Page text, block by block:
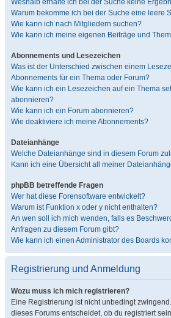
Weshalb erhalte ich bei der Suche keine
Warum bekomme ich bei der Suche eine leere
Wie kann ich nach Mitgliedern suchen?
Wie kann ich meine eigenen Beiträge und
Abonnements und Lesezeichen
Was ist der Unterschied zwischen einem
Abonnements für ein Thema oder Forum?
Wie kann ich ein Lesezeichen auf ein Thema
abonnieren?
Wie kann ich ein Forum abonnieren?
Wie deaktiviere ich meine Abonnements?
Dateianhänge
Welche Dateianhänge sind in diesem Forum
Kann ich eine Übersicht all meiner
phpBB betreffende Fragen
Wer hat diese Forensoftware entwickelt?
Warum ist Funktion x oder y nicht enthalten?
An wen soll ich mich wenden, falls es
Anfragen zu diesem Forum gibt?
Wie kann ich einen Administrator des Boards
Registrierung und Anmeldung
Wozu muss ich mich registrieren?
Eine Registrierung ist nicht unbedingt
dieses Forums entscheidet, ob du registriert